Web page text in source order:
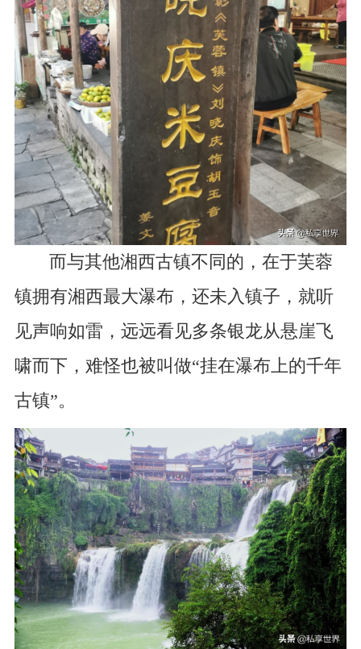
而与其他湘西古镇不同的，在于芙蓉
镇拥有湘西最大瀑布，还未入镇子，就听
见声响如雷，远远看见多条银龙从悬崖飞
啸而下，难怪也被叫做“挂在瀑布上的千年
古镇”。